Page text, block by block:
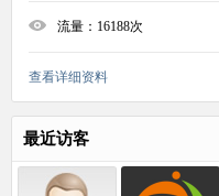
流量： 16188次
查看详细资料
最近访客